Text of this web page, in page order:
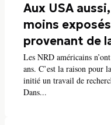
Aux USA
moins
provenant de
Les NRD américains
ans. C’est la raison pour
initié un travail de
Dans...